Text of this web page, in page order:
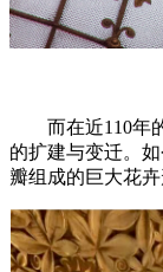
而在近110年
的扩建与变迁。
瓣组成的巨大花卉